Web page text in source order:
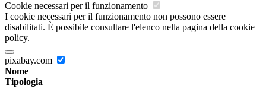
Cookie necessari per il funzionamento
I cookie necessari per il funzionamento non possono essere
disabilitati. È possibile consultare l'elenco nella pagina della cookie
policy.
pixabay.com
Nome
Tipologia